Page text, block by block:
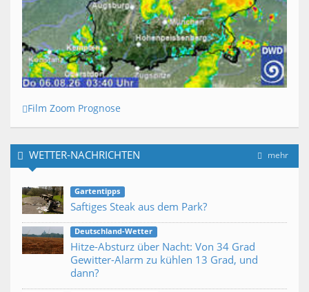
Film Zoom Prognose
mehr
WETTER-NACHRICHTEN
Gartentipps
Saftiges Steak aus dem Park?
Deutschland-Wetter
Hitze-Absturz über Nacht: Von 34 Grad
Gewitter-Alarm zu kühlen 13 Grad, und
dann?